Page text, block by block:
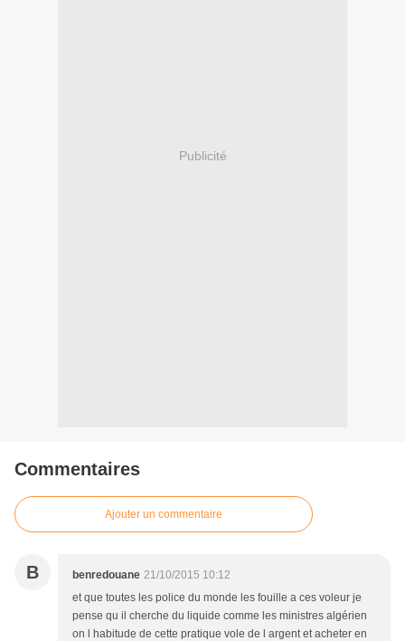
Publicité
Commentaires
Ajouter un commentaire
B benredouane 21/10/2015 10:12
et que toutes les police du monde les fouille a ces voleur je
pense qu il cherche du liquide comme les ministres algérien
on l habitude de cette pratique vole de l argent et acheter en